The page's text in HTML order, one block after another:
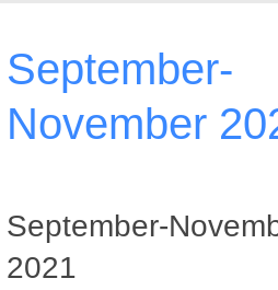
September-
November
September-
2021